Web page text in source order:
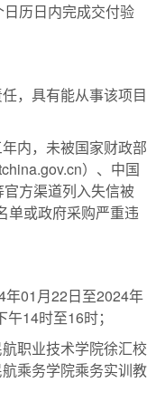
日历日内完成交付验
，具有能从事该项目
内，未被国家财政部
）、中国
方渠道列入失信被
单或政府采购严重违
年01月22日至2024年
午14时至16时；
职业技术学院徐汇校
乘务学院乘务实训教